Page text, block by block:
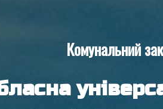
Комунальний